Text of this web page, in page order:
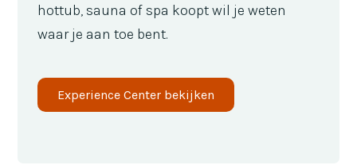
hottub, sauna of spa koopt wil je weten
waar je aan toe bent.
Experience Center bekijken